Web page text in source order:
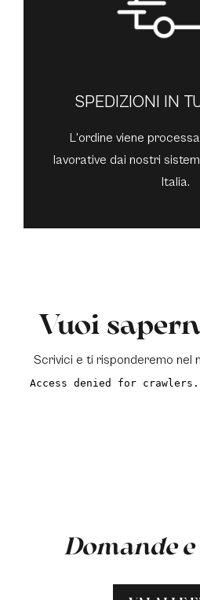
SPEDIZIONI IN
L'ordine viene
lavorative dai nostri
Italia.
Vuoi
Scrivici e ti risponderemo nel
Domande